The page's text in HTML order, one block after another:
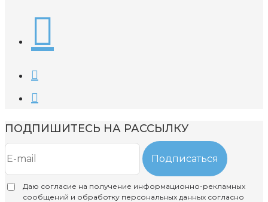
ПОДПИШИТЕСЬ НА РАССЫЛКУ
Подписаться
Даю согласие на получение информационно-рекламных
сообщений и обработку персональных данных согласно